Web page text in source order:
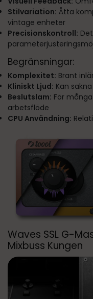
Stilvariation: Åtta
vintage enheter
Precisionskontroll:
Begränsningar:
Komplexitet: Brant
Kliniskt Ljud: Kan
Beslutslam: För
arbetsflöde
CPU Användning:
Waves SSL G-
Mixbuss Kungen